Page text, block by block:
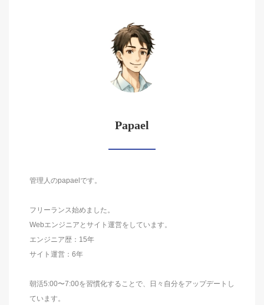
Papael
管理人のpapaelです。
フリーランス始めました。
Webエンジニアとサイト運営をしています。
エンジニア歴：15年
サイト運営：6年
朝活5:00〜7:00を習慣化することで、日々自分をアップデートし
ています。